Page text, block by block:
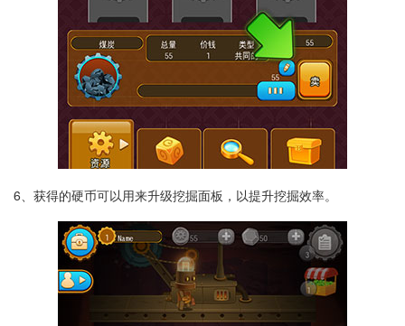
6、获得的硬币可以用来升级挖掘面板，以提升挖掘效率。